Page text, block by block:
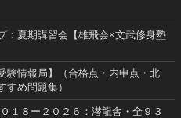
：夏期講習会【雄飛会×文武修身塾
験情報局】（合格点・内申点・北
すめ問題集）
１８ー２０２６：潜龍舎・全９３